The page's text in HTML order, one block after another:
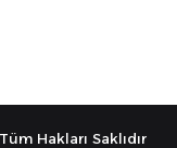
Hakları Saklıdır